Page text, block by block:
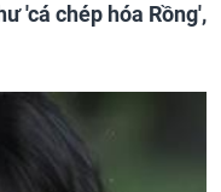
'cá chép hóa Rồng',